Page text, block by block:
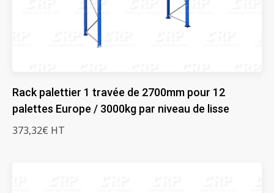
Rack palettier 1 travée de 2700mm pour 12
palettes Europe / 3000kg par niveau de lisse
373,32€ HT